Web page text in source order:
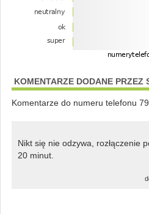
KOMENTARZE DODANE PRZEZ
Komentarze do numeru telefonu
Nikt się nie odzywa, rozłączenie
20 minut.